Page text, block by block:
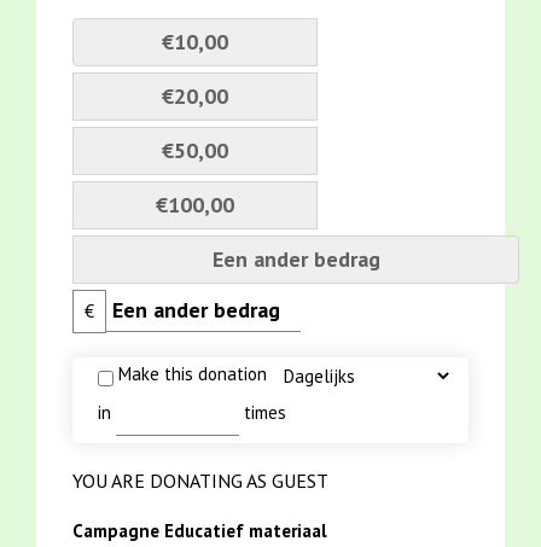
€10,00
€20,00
€50,00
€100,00
Een ander bedrag
€
Make this donation
in
times
YOU ARE DONATING AS GUEST
Campagne Educatief materiaal